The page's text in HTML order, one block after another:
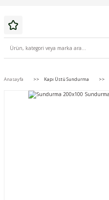
Anasayfa Kapı Üstü Sundurma